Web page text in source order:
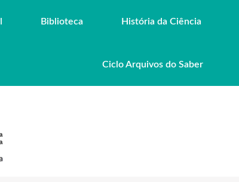
Biblioteca História da Ciência
Ciclo Arquivos do Saber